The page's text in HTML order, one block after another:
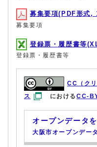
募集要項(PDF形式,
募集要項
登録票・履歴書等
登録票・履歴書等
CC（ク
ス
におけるCC-
オープンデータ
大阪市オープンデー